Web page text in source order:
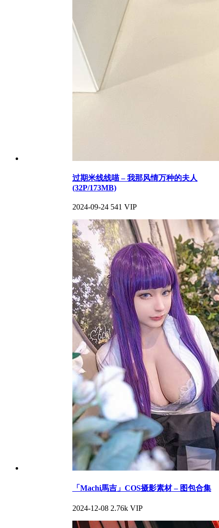
过期米线线喵 – 我那风情万种的夫人
(32P/173MB)
2024-09-24 541 VIP
「Machi馬吉」COS摄影素材 – 图包合集
2024-12-08 2.76k VIP